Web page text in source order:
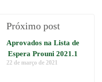
Próximo post
Aprovados na Lista de
Espera Prouni 2021.1
22 de março de 2021